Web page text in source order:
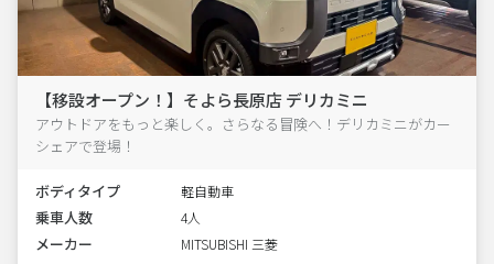
【移設オープン！】そよら長原店 デリカミニ
アウトドアをもっと楽しく。さらなる冒険へ！デリカミニがカー
シェアで登場！
ボディタイプ 軽自動車
乗車人数 4人
メーカー MITSUBISHI 三菱